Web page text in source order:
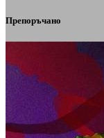
Препоръчано